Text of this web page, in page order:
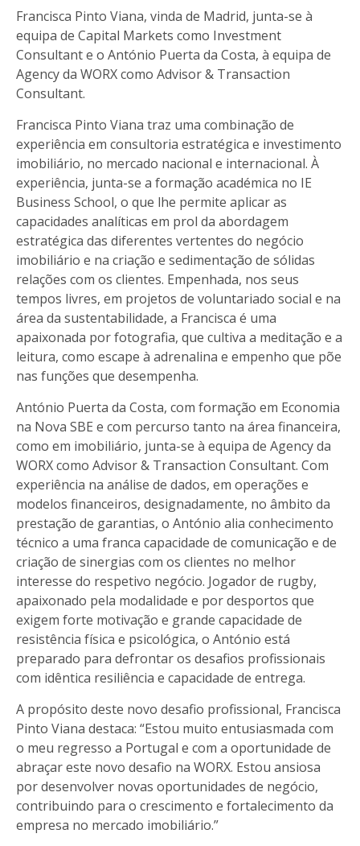
Francisca Pinto Viana, vinda de Madrid, junta-se à
equipa de Capital Markets como Investment
Consultant e o António Puerta da Costa, à equipa de
Agency da WORX como Advisor & Transaction
Consultant.
Francisca Pinto Viana traz uma combinação de
experiência em consultoria estratégica e investimento
imobiliário, no mercado nacional e internacional. À
experiência, junta-se a formação académica no IE
Business School, o que lhe permite aplicar as
capacidades analíticas em prol da abordagem
estratégica das diferentes vertentes do negócio
imobiliário e na criação e sedimentação de sólidas
relações com os clientes. Empenhada, nos seus
tempos livres, em projetos de voluntariado social e na
área da sustentabilidade, a Francisca é uma
apaixonada por fotografia, que cultiva a meditação e a
leitura, como escape à adrenalina e empenho que põe
nas funções que desempenha.
António Puerta da Costa, com formação em Economia
na Nova SBE e com percurso tanto na área financeira,
como em imobiliário, junta-se à equipa de Agency da
WORX como Advisor & Transaction Consultant. Com
experiência na análise de dados, em operações e
modelos financeiros, designadamente, no âmbito da
prestação de garantias, o António alia conhecimento
técnico a uma franca capacidade de comunicação e de
criação de sinergias com os clientes no melhor
interesse do respetivo negócio. Jogador de rugby,
apaixonado pela modalidade e por desportos que
exigem forte motivação e grande capacidade de
resistência física e psicológica, o António está
preparado para defrontar os desafios profissionais
com idêntica resiliência e capacidade de entrega.
A propósito deste novo desafio profissional, Francisca
Pinto Viana destaca: “Estou muito entusiasmada com
o meu regresso a Portugal e com a oportunidade de
abraçar este novo desafio na WORX. Estou ansiosa
por desenvolver novas oportunidades de negócio,
contribuindo para o crescimento e fortalecimento da
empresa no mercado imobiliário.”